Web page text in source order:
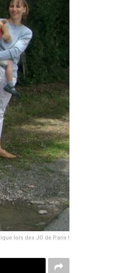
lors des JO de Paris !